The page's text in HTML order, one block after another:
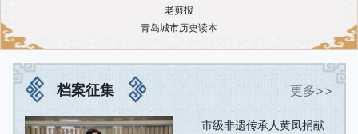
老剪报
青岛城市历史读本
更多>>
档案征集
市级非遗传承人黄凤捐献